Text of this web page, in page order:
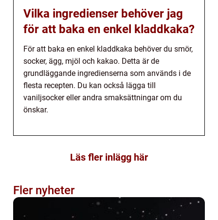
Vilka ingredienser behöver jag
för att baka en enkel kladdkaka?
För att baka en enkel kladdkaka behöver du smör,
socker, ägg, mjöl och kakao. Detta är de
grundläggande ingredienserna som används i de
flesta recepten. Du kan också lägga till
vaniljsocker eller andra smaksättningar om du
önskar.
Läs fler inlägg här
Fler nyheter